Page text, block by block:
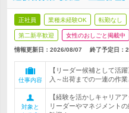
正社員 業種未経験OK 転勤なし
第二新卒歓迎 女性のおしごと掲載中
情報更新日：2026/08/07 終了予定日：
仕事内容
【リーダー候補として活
入～出荷までの一連の作
対象と
【経験を活かしキャリア
リーダーやマネジメント